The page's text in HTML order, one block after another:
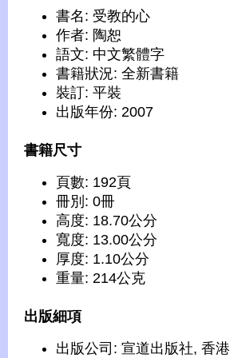
書名: 受教的心
作者: 陶恕
語文: 中文繁體字
書籍狀況: 全新書籍
裝訂: 平裝
出版年份: 2007
書籍尺寸
頁數: 192頁
冊別: 0冊
高度: 18.70公分
寬度: 13.00公分
厚度: 1.10公分
重量: 214公克
出版細項
出版公司: 宣道出版社, 香港